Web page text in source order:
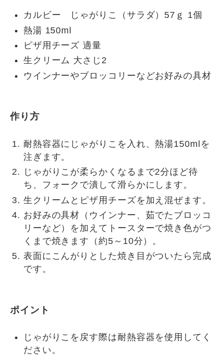
カルビー じゃがりこ（サラダ）57ｇ 1個
熱湯 150ml
ピザ用チーズ 適量
生クリーム 大さじ2
ウインナーやブロッコリーなどお好みの具材
作り方
耐熱容器にじゃがりこを入れ、熱湯150mlを
注ぎます。
じゃがりこが柔らかくなるまで2分ほど待
ち、フォークで潰して滑らかにします。
生クリームとピザ用チーズを加え混ぜます。
お好みの具材（ウインナー、茹でたブロッコ
リーなど）を加えてトースターで焼き色がつ
くまで焼きます（約5～10分）。
表面にこんがりとした焼き目がついたら完成
です。
ポイント
じゃがりこを戻す際は耐熱容器を使用してく
ださい。